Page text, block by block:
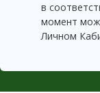
в
момент
Личном